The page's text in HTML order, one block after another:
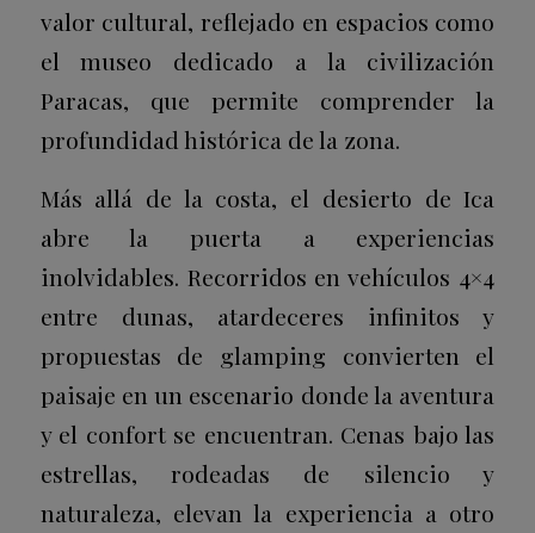
valor cultural, reflejado en espacios como
el museo dedicado a la civilización
Paracas, que permite comprender la
profundidad histórica de la zona.
Más allá de la costa, el desierto de Ica
abre la puerta a experiencias
inolvidables. Recorridos en vehículos 4×4
entre dunas, atardeceres infinitos y
propuestas de glamping convierten el
paisaje en un escenario donde la aventura
y el confort se encuentran. Cenas bajo las
estrellas, rodeadas de silencio y
naturaleza, elevan la experiencia a otro